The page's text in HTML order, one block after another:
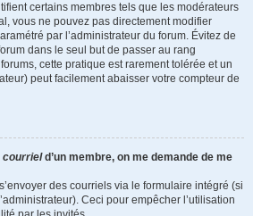
certains membres tels que les modérateurs
vous ne pouvez pas directement modifier
par l’administrateur du forum. Évitez de
dans le seul but de passer au rang
cette pratique est rarement tolérée et un
peut facilement abaisser votre compteur de
courrield’un membre, on me demande de me
des courriels via le formulaire intégré (si
Ceci pour empêcher l’utilisation